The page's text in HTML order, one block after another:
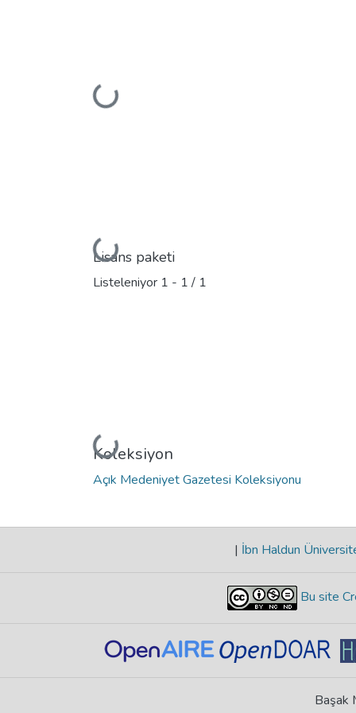
Yükleniyor...
Yükleniyor...
Lisans paketi
Listeleniyor 1 - 1 / 1
Yükleniyor...
Koleksiyon
Açık Medeniyet Gazetesi Koleksiyonu
| İbn Haldun
Bu site
Başak